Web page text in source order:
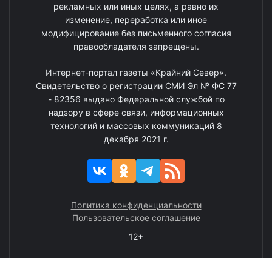
рекламных или иных целях, а равно их
изменение, переработка или иное
модифицирование без письменного согласия
правообладателя запрещены.
Интернет-портал газеты «Крайний Север».
Свидетельство о регистрации СМИ Эл № ФС 77
- 82356 выдано Федеральной службой по
надзору в сфере связи, информационных
технологий и массовых коммуникаций 8
декабря 2021 г.
Политика конфиденциальности
Пользовательское соглашение
12+